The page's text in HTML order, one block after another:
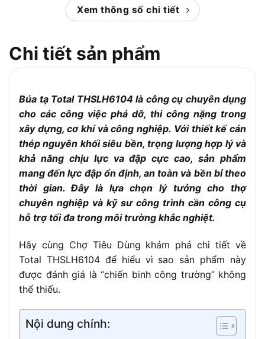
Sợi thủy tinh cao cấp, chống trượt, chống
Chất liệu đầu
búa
Thép tôi luyện, rèn dập chắc chắn
Cán búa
Bọc cao su chống trượt, tay cầm chắc
chắn
Tính năng nổi
Chống rung tốt, chịu lực cao, dùng cho
công việc nặng
Ứng dụng
Đập phá bê tông, đóng cọc, phá dỡ kết
cấu gạch đá…
Xem thông số chi tiết
Chi tiết sản phẩm
Búa tạ Total THSLH6104 là công cụ chuyên dụng
cho các công việc phá dỡ, thi công nặng trong
xây dựng, cơ khí và công nghiệp. Với thiết kế cán
thép nguyên khối siêu bền, trọng lượng hợp lý và
khả năng chịu lực va đập cực cao, sản phẩm
mang đến lực đập ổn định, an toàn và bền bỉ theo
thời gian. Đây là lựa chọn lý tưởng cho thợ
chuyên nghiệp và kỹ sư công trình cần công cụ
hỗ trợ tối đa trong môi trường khắc nghiệt.
Hãy cùng Chợ Tiêu Dùng khám phá chi tiết về
Total THSLH6104 để hiểu vì sao sản phẩm này
được đánh giá là “chiến binh công trường” không
thể thiếu.
Nội dung chính: